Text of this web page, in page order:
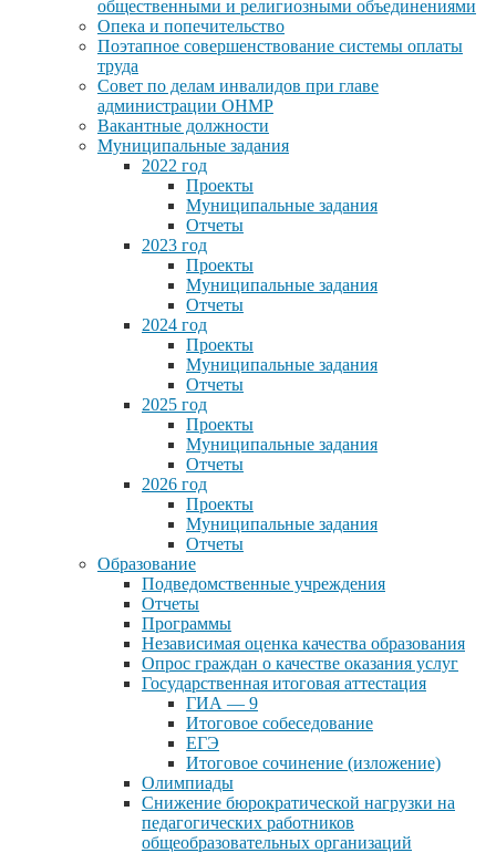
общественными и религиозными объединениями
Опека и попечительство
Поэтапное совершенствование системы оплаты
труда
Совет по делам инвалидов при главе
администрации ОНМР
Вакантные должности
Муниципальные задания
2022 год
Проекты
Муниципальные задания
Отчеты
2023 год
Проекты
Муниципальные задания
Отчеты
2024 год
Проекты
Муниципальные задания
Отчеты
2025 год
Проекты
Муниципальные задания
Отчеты
2026 год
Проекты
Муниципальные задания
Отчеты
Образование
Подведомственные учреждения
Отчеты
Программы
Независимая оценка качества образования
Опрос граждан о качестве оказания услуг
Государственная итоговая аттестация
ГИА — 9
Итоговое собеседование
ЕГЭ
Итоговое сочинение (изложение)
Олимпиады
Снижение бюрократической нагрузки на
педагогических работников
общеобразовательных организаций